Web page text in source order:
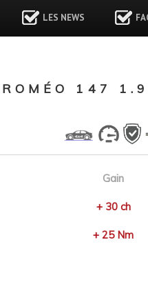
LES NEWS
147
Gain
+ 30 ch
+ 25 Nm